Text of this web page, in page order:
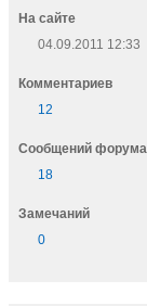
На сайте
04.09.2011 12:33
Комментариев
12
Cообщений форума
18
Замечаний
0